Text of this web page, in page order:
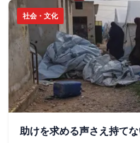
社会・文化
助けを求める声さえ持て